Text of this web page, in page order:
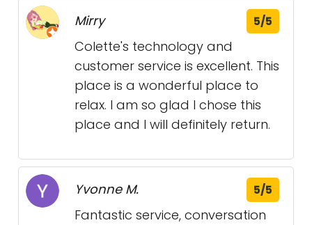
Mirry 5/5
Colette's technology and
customer service is excellent. This
place is a wonderful place to
relax. I am so glad I chose this
place and I will definitely return.
Yvonne M. 5/5
Fantastic service, conversation